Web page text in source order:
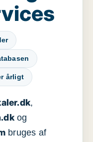
årligt
,
og
bruges af